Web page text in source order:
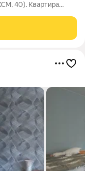
40). Квартира